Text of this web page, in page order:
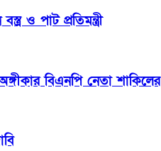
ও পাট প্রতিমন্ত্রী
বিএনপি নেতা শাকিলের